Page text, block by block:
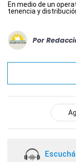
En medio de un
tenencia y
Por